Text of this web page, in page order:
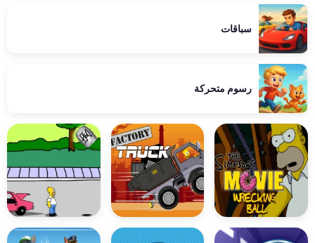
سباقات
رسوم متحركة